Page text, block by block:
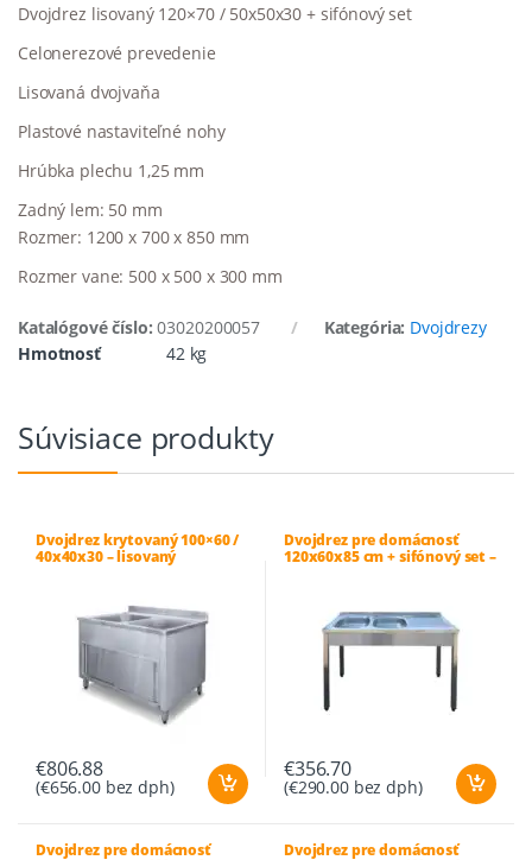
Dvojdrez lisovaný 120×70 / 50x50x30 + sifónový set
Celonerezové prevedenie
Lisovaná dvojvaňa
Plastové nastaviteľné nohy
Hrúbka plechu 1,25 mm
Zadný lem: 50 mm
Rozmer: 1200 x 700 x 850 mm
Rozmer vane: 500 x 500 x 300 mm
Katalógové číslo:03020200057 Kategória: Dvojdrezy
Hmotnosť
42 kg
Súvisiace produkty
Dvojdrez krytovaný 100×60 /
40x40x30 – lisovaný
€806.88
(€656.00bez dph)
Dvojdrez pre domácnosť
120x60x85 cm + sifónový set –
€356.70
(€290.00bez dph)
Dvojdrez pre domácnosť
Dvojdrez pre domácnosť